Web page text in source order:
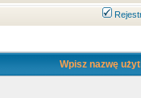
Wpisz nazwę